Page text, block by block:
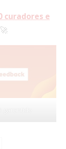
curadores e
🚀